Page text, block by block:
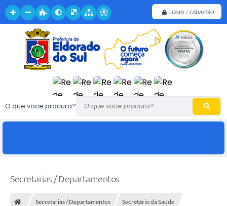
LOGIN / CADASTRO
O que voce procura?
Secretarias / Departamentos
Secretarias / Departamentos Secretário da Saúde